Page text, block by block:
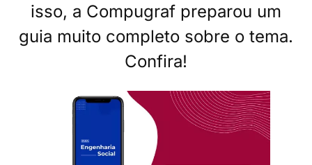
isso, a Compugraf preparou um
guia muito completo sobre o tema.
Confira!